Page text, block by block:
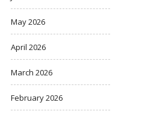
May 2026
April 2026
March 2026
February 2026